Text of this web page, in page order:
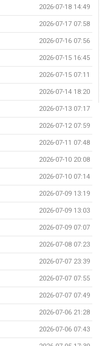
2026-07-18 14:49
2026-07-17 07:58
2026-07-16 07:56
2026-07-15 16:45
2026-07-15 07:11
2026-07-14 18:20
2026-07-13 07:17
2026-07-12 07:59
2026-07-11 07:48
2026-07-10 20:08
2026-07-10 07:14
2026-07-09 13:19
2026-07-09 13:03
2026-07-09 07:07
2026-07-08 07:23
2026-07-07 23:39
2026-07-07 07:55
2026-07-07 07:49
2026-07-06 21:28
2026-07-06 07:43